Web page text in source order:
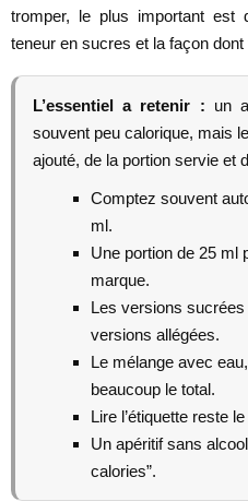
tromper, le plus important est
teneur en sucres et la façon dont
L’essentiel a retenir : un
souvent peu calorique, mais
ajouté, de la portion servie et
Comptez souvent
ml.
Une portion de 25 ml
marque.
Les versions
versions allégées.
Le mélange avec
beaucoup le total.
Lire l’étiquette reste
Un apéritif sans
calories”.